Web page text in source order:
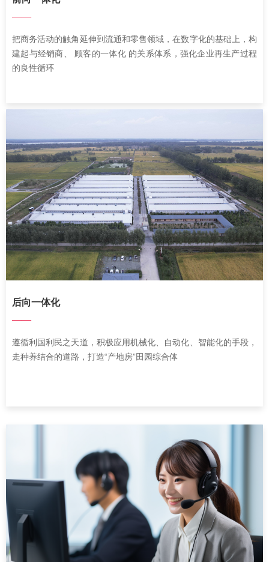
——
把商务活动的触角延伸到流通和零售领域，在数字化的基础上，构
建起与经销商、 顾客的一体化 的关系体系，强化企业再生产过程
的良性循环
后向一体化
——
遵循利国利民之天道，积极应用机械化、自动化、智能化的手段，
走种养结合的道路，打造“产地房”田园综合体